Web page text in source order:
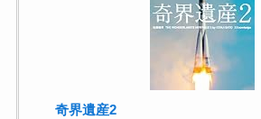
奇界遺産2